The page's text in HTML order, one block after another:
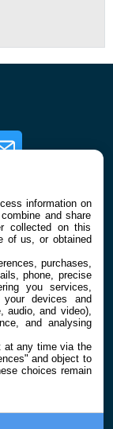
Newsletter
information on
and share
collected on this
of us, or obtained
purchases,
phone, precise
you services,
devices and
audio, and video),
and analysing
at any time via the
and object to
choices remain